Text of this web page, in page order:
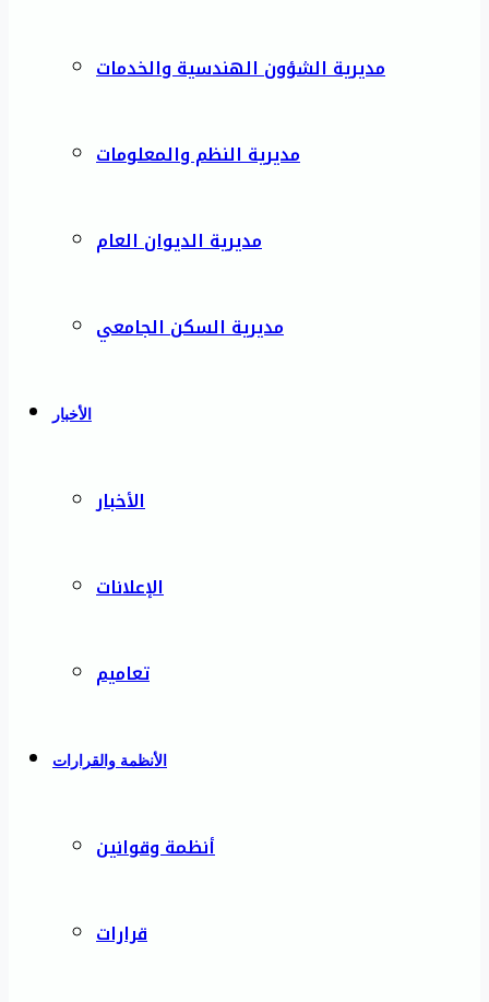
مديرية الشؤون الهندسية والخدمات
مديرية النظم والمعلومات
مديرية الديوان العام
مديرية السكن الجامعي
الأخبار
الأخبار
الإعلانات
تعاميم
الأنظمة والقرارات
أنظمة وقوانين
قرارات